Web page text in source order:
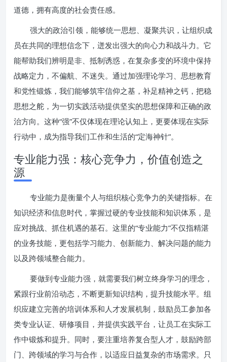
道德，拥有高度的社会责任感。
强大的政治引领，能够统一思想、凝聚共识，让组织成
员在共同的理想信念下，迸发出强大的向心力和战斗力。它
能帮助我们辨明是非、抵制诱惑，在复杂多变的环境中保持
战略定力，不偏航、不迷失。通过加强理论学习、思想教育
和党性锻炼，我们能够筑牢信仰之基，补足精神之钙，把稳
思想之舵，为一切实践活动提供坚实的思想保障和正确的政
治方向。这种“强”不仅体现在理论认知上，更要体现在实际
行动中，成为指导我们工作和生活的“定海神针”。
专业能力强：核心竞争力，价值创造之
源
专业能力是衡量个人与组织核心竞争力的关键指标。在
知识经济和信息时代，掌握过硬的专业技能和知识体系，是
应对挑战、抓住机遇的基石。这里的“专业能力”不仅指精湛
的业务技能，更包括学习能力、创新能力、解决问题的能力
以及跨领域整合能力。
要做到专业能力强，就需要我们树立终身学习的理念，
紧跟行业前沿动态，不断更新知识结构，提升技能水平。组
织应建立完善的培训体系和人才发展机制，鼓励员工参加各
类专业认证、研修项目，并提供实践平台，让员工在实际工
作中锻炼和提升。同时，要注重培养复合型人才，鼓励跨部
门、跨领域的学习与合作，以适应日益复杂的市场需求。只